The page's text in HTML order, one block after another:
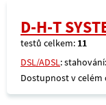
D-H-T
testů celkem: 11
DSL/ADSL:
Dostupnost v celém